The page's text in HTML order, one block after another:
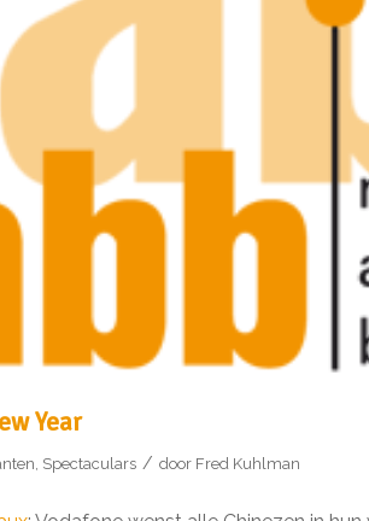
Year
, Spectaculars / door Fred Kuhlman